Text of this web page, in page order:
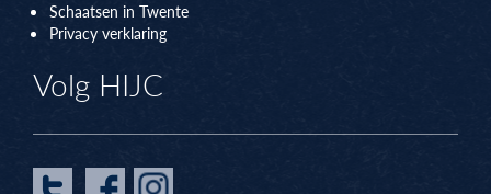
Schaatsen in Twente
Privacy verklaring
Volg HIJC